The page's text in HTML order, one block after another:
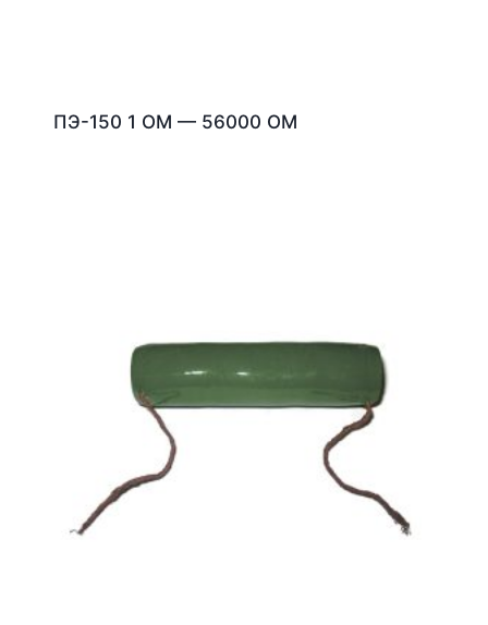
ПЭ-150 1 ОМ — 56000 ОМ